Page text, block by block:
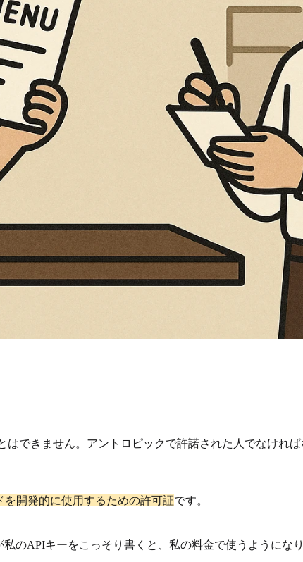
できません。アントロピックで許諾された人でなけれ
開発的に使用するための許可証です。
のAPIキーをこっそり書くと、私の料金で使うようになり